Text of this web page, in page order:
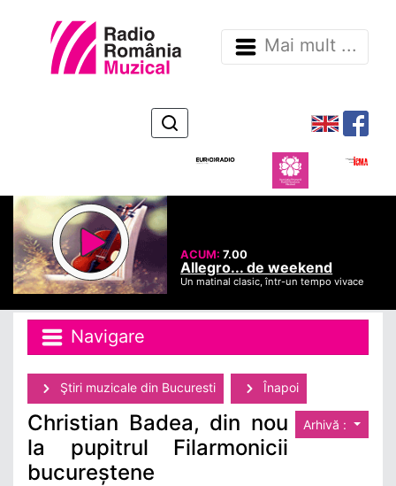
Mai mult ...
ACUM:7.00
Allegro... de weekend
Un matinal clasic, într-un tempo vivace
Navigare
Ştiri muzicale din Bucuresti Înapoi
Arhivă :
Christian Badea, din nou
la pupitrul Filarmonicii
bucureștene